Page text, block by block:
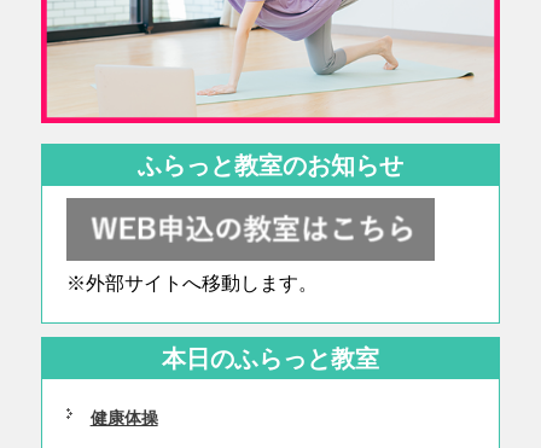
ふらっと教室のお知らせ
※外部サイトへ移動します。
本日のふらっと教室
健康体操